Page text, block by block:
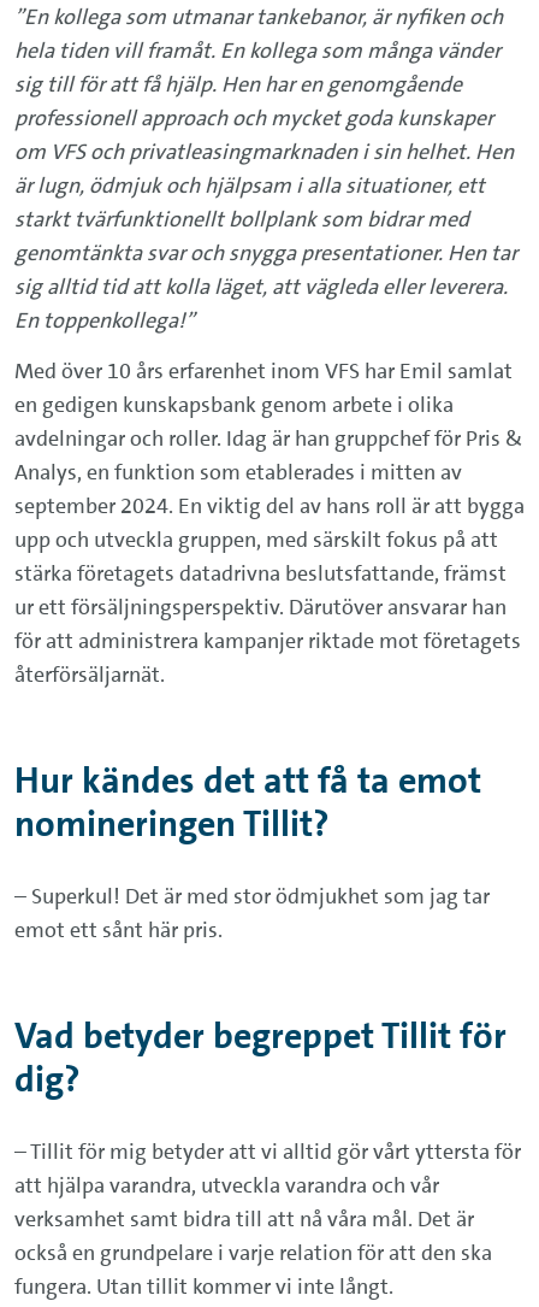
”En kollega som utmanar tankebanor, är nyfiken och
hela tiden vill framåt. En kollega som många vänder
sig till för att få hjälp. Hen har en genomgående
professionell approach och mycket goda kunskaper
om VFS och privatleasingmarknaden i sin helhet. Hen
är lugn, ödmjuk och hjälpsam i alla situationer, ett
starkt tvärfunktionellt bollplank som bidrar med
genomtänkta svar och snygga presentationer. Hen tar
sig alltid tid att kolla läget, att vägleda eller leverera.
En toppenkollega!”
Med över 10 års erfarenhet inom VFS har Emil samlat
en gedigen kunskapsbank genom arbete i olika
avdelningar och roller. Idag är han gruppchef för Pris &
Analys, en funktion som etablerades i mitten av
september 2024. En viktig del av hans roll är att bygga
upp och utveckla gruppen, med särskilt fokus på att
stärka företagets datadrivna beslutsfattande, främst
ur ett försäljningsperspektiv. Därutöver ansvarar han
för att administrera kampanjer riktade mot företagets
återförsäljarnät.
Hur kändes det att få ta emot
nomineringen Tillit?
– Superkul! Det är med stor ödmjukhet som jag tar
emot ett sånt här pris.
Vad betyder begreppet Tillit för
dig?
– Tillit för mig betyder att vi alltid gör vårt yttersta för
att hjälpa varandra, utveckla varandra och vår
verksamhet samt bidra till att nå våra mål. Det är
också en grundpelare i varje relation för att den ska
fungera. Utan tillit kommer vi inte långt.